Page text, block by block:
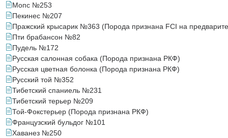
Мопс №253
Пекинес №207
Пражский крысарик №363 (Порода признана FCI на
Пти брабансон №82
Пудель №172
Русская салонная собака (Порода признана РКФ)
Русская цветная болонка (Порода признана РКФ)
Русский той №352
Тибетский спаниель №231
Тибетский терьер №209
Той-Фокстерьер (Порода признана РКФ)
Французский бульдог №101
Хаванез №250